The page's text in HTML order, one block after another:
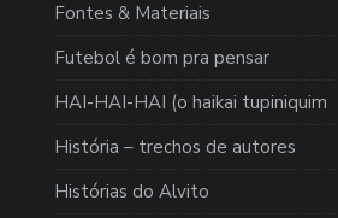
Fontes & Materiais
Futebol é bom pra pensar
HAI-HAI-HAI (o haikai tupiniquim
História – trechos de autores
Histórias do Alvito